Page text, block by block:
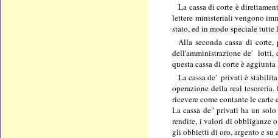
La cassa di corte è
lettere ministeriali vengono
stato, ed in modo speciale tutte
Alla seconda cassa di
dell'amministrazione de' lotti,
questa cassa di corte è
La cassa de' privati è
operazione della real
ricevere come contante le
La cassa de" privati ha un
rendite, i valori di obbliganze
gli obbietti di oro, argento e su